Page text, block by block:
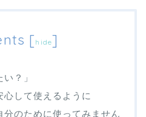
[ hide]
？」
心して使えるように
分のために使ってみません